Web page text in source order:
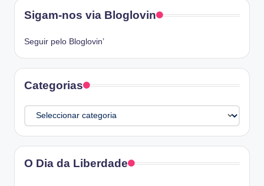
Sigam-nos via Bloglovin
Seguir pelo Bloglovin’
Categorias
Categorias
O Dia da Liberdade